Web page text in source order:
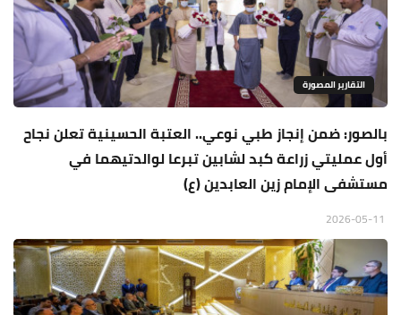
التقارير المصورة
بالصور: ضمن إنجاز طبي نوعي.. العتبة الحسينية تعلن نجاح
أول عمليتي زراعة كبد لشابين تبرعا لوالدتيهما في
مستشفى الإمام زين العابدين (ع)